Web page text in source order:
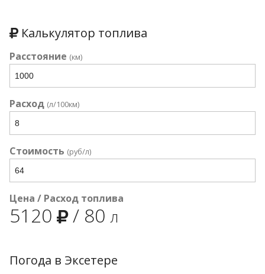
Калькулятор топлива
Расстояние (км)
Расход (л/100км)
Стоимость (руб/л)
Цена / Расход топлива
5120 / 80 л
Погода в Эксетере